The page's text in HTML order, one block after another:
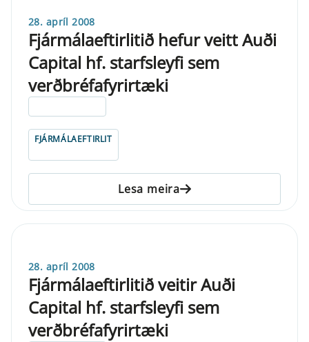
28. apríl 2008
Fjármálaeftirlitið hefur veitt Auði
Capital hf. starfsleyfi sem
verðbréfafyrirtæki
FJÁRMÁLAEFTIRLIT
Lesa meira
28. apríl 2008
Fjármálaeftirlitið veitir Auði
Capital hf. starfsleyfi sem
verðbréfafyrirtæki